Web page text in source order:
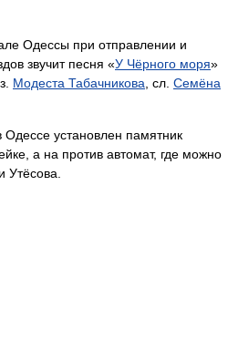
Одессы при отправлении и
звучит песня «У Чёрного моря»
Модеста Табачникова, сл. Семёна
установлен памятник
а на против автомат, где можно
Утёсова.